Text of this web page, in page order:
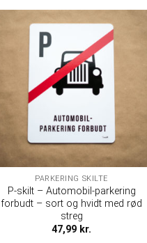
PARKERING SKILTE
P-skilt – Automobil-parkering
forbudt – sort og hvidt med rød
streg
47,99 kr.